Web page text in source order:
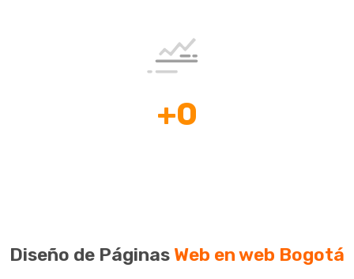
+0
Diseño de Páginas Web en web Bogotá